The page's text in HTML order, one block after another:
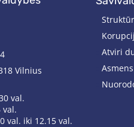
Vilnius
val.
val.
val. iki 12.15 val.
Atviri